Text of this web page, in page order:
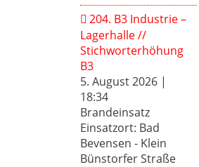
204. B3 Industrie –
Lagerhalle //
Stichworterhöhung
B3
5. August 2026 |
18:34
Brandeinsatz
Einsatzort: Bad
Bevensen - Klein
Bünstorfer Straße